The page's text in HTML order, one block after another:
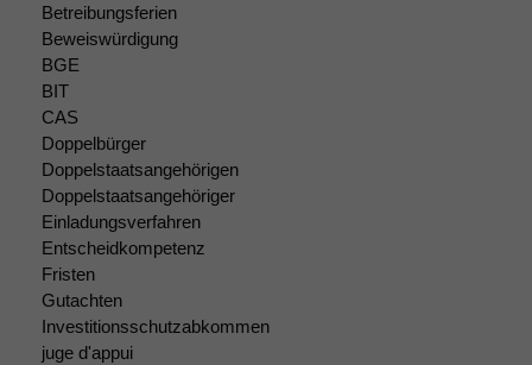
Betreibungsferien
Beweiswürdigung
BGE
BIT
CAS
Doppelbürger
Doppelstaatsangehörigen
Doppelstaatsangehöriger
Einladungsverfahren
Entscheidkompetenz
Fristen
Gutachten
Investitionsschutzabkommen
juge d'appui